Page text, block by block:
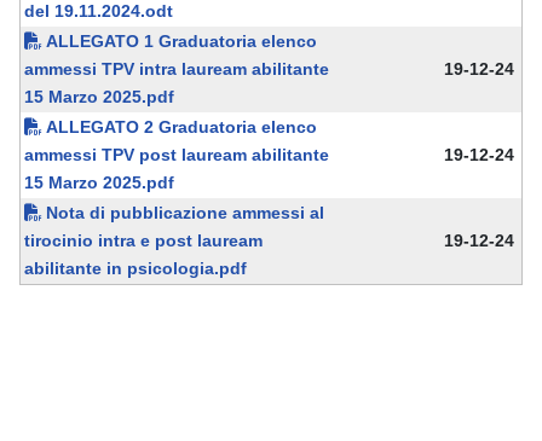
del 19.11.2024.odt
ALLEGATO 1 Graduatoria elenco
ammessi TPV intra lauream abilitante
15 Marzo 2025.pdf
19-12-24
ALLEGATO 2 Graduatoria elenco
ammessi TPV post lauream abilitante
15 Marzo 2025.pdf
19-12-24
Nota di pubblicazione ammessi al
tirocinio intra e post lauream
abilitante in psicologia.pdf
19-12-24